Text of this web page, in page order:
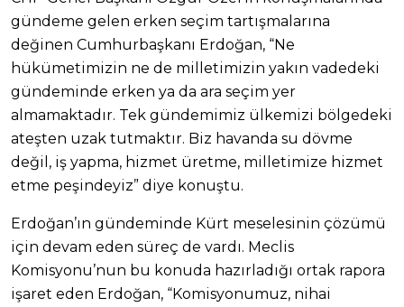
gündeme gelen erken seçim tartışmalarına
değinen Cumhurbaşkanı Erdoğan, “Ne
hükümetimizin ne de milletimizin yakın vadedeki
gündeminde erken ya da ara seçim yer
almamaktadır. Tek gündemimiz ülkemizi bölgedeki
ateşten uzak tutmaktır. Biz havanda su dövme
değil, iş yapma, hizmet üretme, milletimize hizmet
etme peşindeyiz” diye konuştu.
Erdoğan’ın gündeminde Kürt meselesinin çözümü
için devam eden süreç de vardı. Meclis
Komisyonu’nun bu konuda hazırladığı ortak rapora
işaret eden Erdoğan, “Komisyonumuz, nihai